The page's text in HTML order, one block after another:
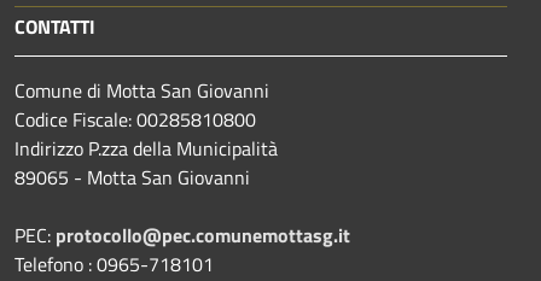
CONTATTI
Comune di Motta San Giovanni
Codice Fiscale: 00285810800
Indirizzo P.zza della Municipalità
89065 - Motta San Giovanni
PEC: protocollo@pec.comunemottasg.it
Telefono : 0965-718101